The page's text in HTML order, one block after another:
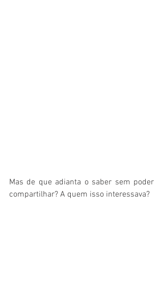
Mas de que adianta o saber sem poder
compartilhar? A quem isso interessava?